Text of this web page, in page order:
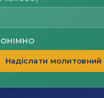
Надіслати молитовний